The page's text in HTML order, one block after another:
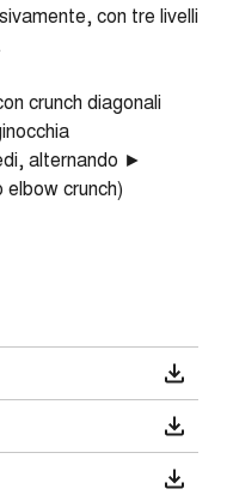
con tre livelli
crunch diagonali
alternando ►
crunch)